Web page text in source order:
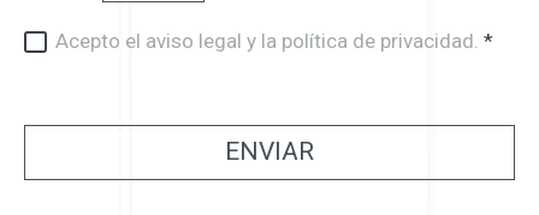
Acepto el aviso legal y la política de privacidad. *
ENVIAR